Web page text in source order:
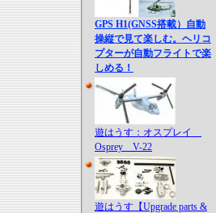
GPS H1(GNSS搭載）自動
操縦で見て楽しむ。ヘリコ
プターが自動フライトで楽
しめる！
遊はうす：オスプレイ
Osprey V-22
遊はうす【Upgrade parts &